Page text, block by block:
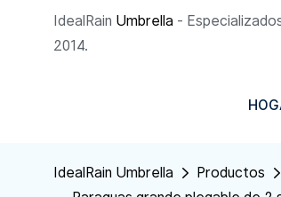
IdealRain Umbrella -
2014.
IdealRain Umbrella Productos